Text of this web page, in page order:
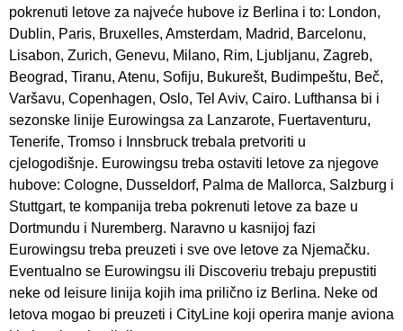
pokrenuti letove za najveće hubove iz Berlina i to: London,
Dublin, Paris, Bruxelles, Amsterdam, Madrid, Barcelonu,
Lisabon, Zurich, Genevu, Milano, Rim, Ljubljanu, Zagreb,
Beograd, Tiranu, Atenu, Sofiju, Bukurešt, Budimpeštu, Beč,
Varšavu, Copenhagen, Oslo, Tel Aviv, Cairo. Lufthansa bi i
sezonske linije Eurowingsa za Lanzarote, Fuertaventuru,
Tenerife, Tromso i Innsbruck trebala pretvoriti u
cjelogodišnje. Eurowingsu treba ostaviti letove za njegove
hubove: Cologne, Dusseldorf, Palma de Mallorca, Salzburg i
Stuttgart, te kompanija treba pokrenuti letove za baze u
Dortmundu i Nuremberg. Naravno u kasnijoj fazi
Eurowingsu treba preuzeti i sve ove letove za Njemačku.
Eventualno se Eurowingsu ili Discoveriu trebaju prepustiti
neke od leisure linija kojih ima prilično iz Berlina. Neke od
letova mogao bi preuzeti i CityLine koji operira manje aviona